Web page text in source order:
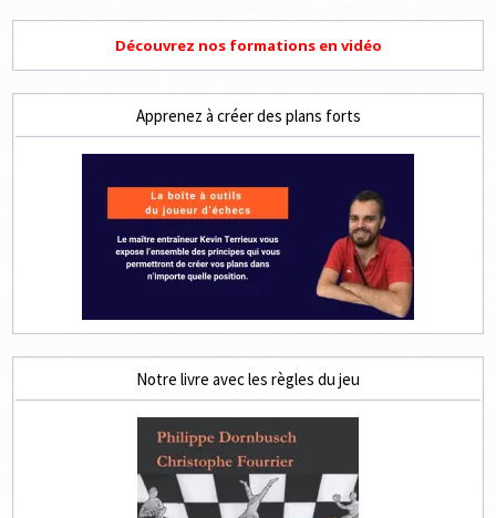
Découvrez nos formations en vidéo
Apprenez à créer des plans forts
Notre livre avec les règles du jeu